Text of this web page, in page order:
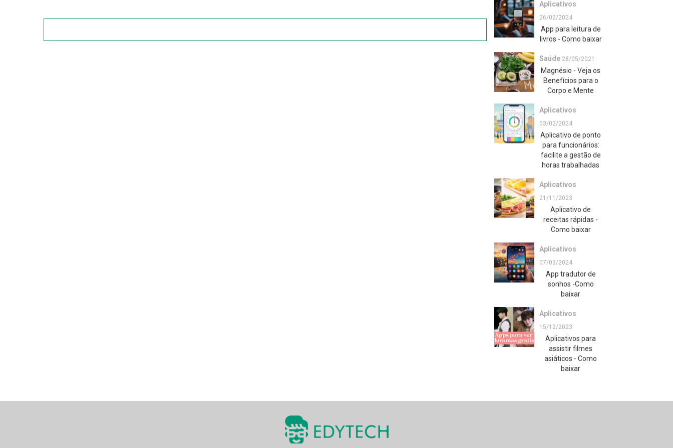
Aplicativos
26/02/2024
App para leitura de
livros - Como baixar
Saúde 28/05/2021
Magnésio - Veja os
Benefícios para o
Corpo e Mente
Aplicativos
03/02/2024
Aplicativo de ponto
para funcionários:
facilite a gestão de
horas trabalhadas
Aplicativos
21/11/2023
Aplicativo de
receitas rápidas -
Como baixar
Aplicativos
07/03/2024
App tradutor de
sonhos -Como
baixar
Aplicativos
15/12/2023
Aplicativos para
assistir filmes
asiáticos - Como
baixar